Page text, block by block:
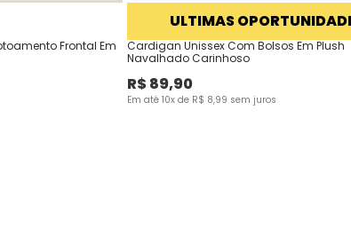
Frontal Em
ULTIMAS
Cardigan Unissex Com Bolsos Em Plush
Navalhado Carinhoso
R$89,90
Em até 10x de R$ 8,99 sem juros